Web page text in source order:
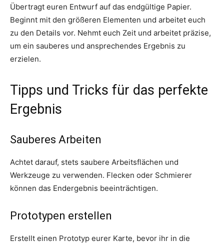
Übertragt euren Entwurf auf das endgültige Papier.
Beginnt mit den größeren Elementen und arbeitet euch
zu den Details vor. Nehmt euch Zeit und arbeitet präzise,
um ein sauberes und ansprechendes Ergebnis zu
erzielen.
Tipps und Tricks für das perfekte
Ergebnis
Sauberes Arbeiten
Achtet darauf, stets saubere Arbeitsflächen und
Werkzeuge zu verwenden. Flecken oder Schmierer
können das Endergebnis beeinträchtigen.
Prototypen erstellen
Erstellt einen Prototyp eurer Karte, bevor ihr in die